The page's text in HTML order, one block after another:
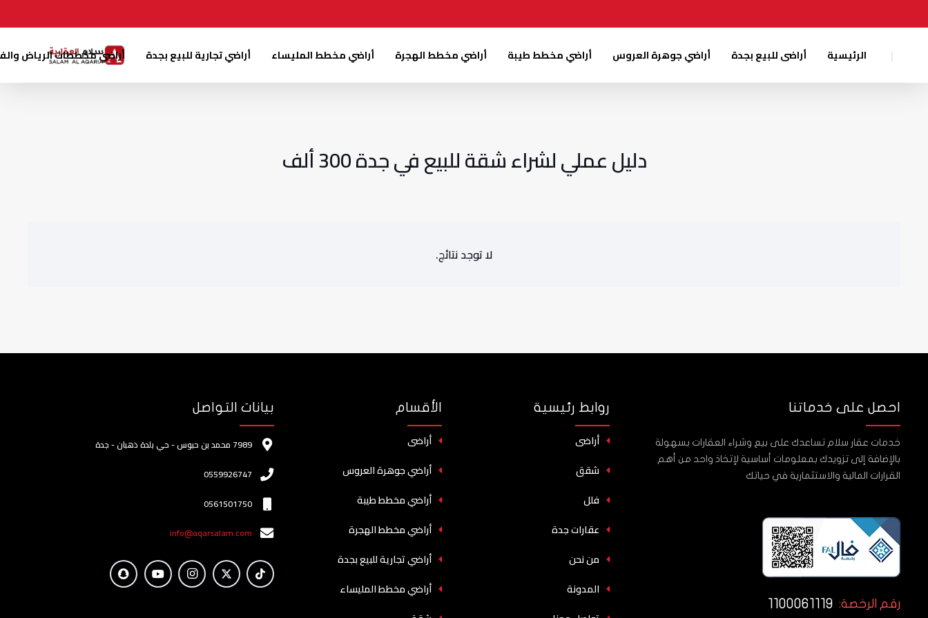
| الرئيسية أراضى للبيع بجدة أراضي جوهرة العروس أراضي مخطط طيبة أراضي مخطط الهجرة أراضي مخطط المليساء أراضي تجارية للبيع بجدة أراضي مخططات الرياض
دليل عملي لشراء شقة للبيع في جدة 300 ألف
لا توجد نتائج.
احصل على خدماتنا
خدمات عقار سلام تساعدك على بيع وشراء العقارات بسهولة
بالإضافة إلى تزويدك بمعلومات أساسية لإتخاذ واحد من أهم
القرارات المالية والاستثمارية في حياتك
رقم الرخصة: 1100061119
روابط رئيسية
أراضى
شقق
فلل
عقارات جدة
من نحن
المدونة
الأقسام
أراضى
أراضي جوهرة العروس
أراضي مخطط طيبة
أراضي مخطط الهجرة
أراضي تجارية للبيع بجدة
أراضي مخطط المليساء
بيانات التواصل
7989 محمد بن حبوس - حي بلدة ذهبان - جدة
0559926747
0561501750
info@aqarsalam.com